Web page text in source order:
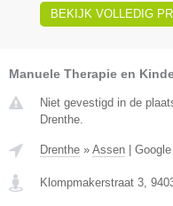
BEKIJK VOLLEDIG
Manuele Therapie en
Niet gevestigd in de
Drenthe.
Drenthe » Assen
Klompmakerstraat 3,